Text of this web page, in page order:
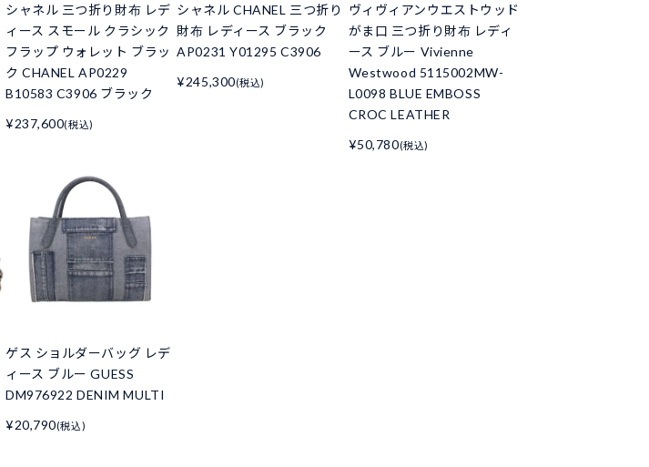
シャネル 三つ折り財布 レデ
ィース スモール クラシック
フラップ ウォレット ブラッ
ク CHANEL AP0229
B10583 C3906 ブラック
¥237,600(税込)
シャネル CHANEL 三つ折り
財布 レディース ブラック
AP0231 Y01295 C3906
¥245,300(税込)
ヴィヴィアンウエストウッド
がま口 三つ折り財布 レディ
ース ブルー Vivienne
Westwood 5115002MW-
L0098 BLUE EMBOSS
CROC LEATHER
¥50,780(税込)
ゲス ショルダーバッグ レデ
ィース ブルー GUESS
DM976922 DENIM MULTI
¥20,790(税込)